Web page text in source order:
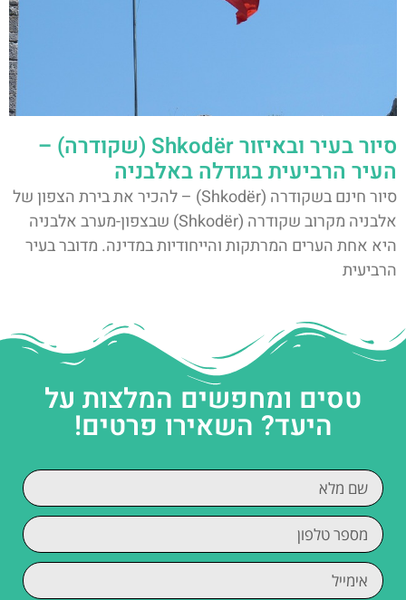
סיור בעיר ובאיזור Shkodër (שקודרה) –
העיר הרביעית בגודלה באלבניה
סיור חינם בשקודרה (Shkodër) – להכיר את בירת הצפון של
אלבניה מקרוב שקודרה (Shkodër) שבצפון-מערב אלבניה
היא אחת הערים המרתקות והייחודיות במדינה. מדובר בעיר
הרביעית
טסים ומחפשים המלצות על
היעד? השאירו פרטים!